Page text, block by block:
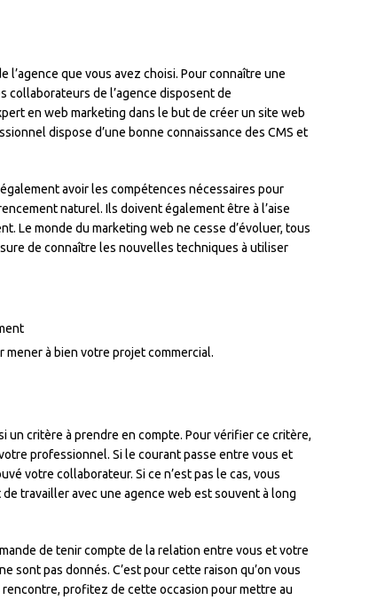
l’agence que vous avez choisi. Pour connaître une
collaborateurs de l’agence disposent de
en web marketing dans le but de créer un site web
dispose d’une bonne connaissance des CMS et
avoir les compétences nécessaires pour
naturel. Ils doivent également être à l’aise
Le monde du marketing web ne cesse d’évoluer, tous
de connaître les nouvelles techniques à utiliser
à bien votre projet commercial.
un critère à prendre en compte. Pour vérifier ce critère,
professionnel. Si le courant passe entre vous et
votre collaborateur. Si ce n’est pas le cas, vous
travailler avec une agence web est souvent à long
de tenir compte de la relation entre vous et votre
sont pas donnés. C’est pour cette raison qu’on vous
profitez de cette occasion pour mettre au